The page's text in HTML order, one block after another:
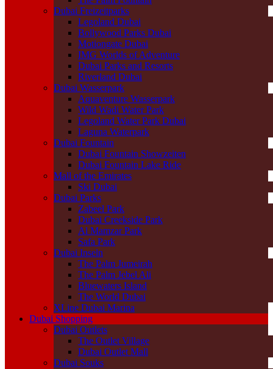
Dubai Freizeitparks
Legoland Dubai
Bollywood Parks Dubai
Motiongate Dubai
IMG Worlds of Adventure
Dubai Parks and Resorts
Riverland Dubai
Dubai Wasserpark
Aquaventure Wasserpark
Wild Wadi Water Park
Legoland Water Park Dubai
Laguna Waterpark
Dubai Fountain
Dubai Fountain Showzeiten
Dubai Fountain Lake Ride
Mall of the Emirates
Ski Dubai
Dubai Parks
Zabeel Park
Dubai Creekside Park
Al Mamzar Park
Safa Park
Dubai Inseln
The Palm Jumeirah
The Palm Jebel Ali
Bluewaters Island
The World Dubai
XLine Dubai Marina
Dubai Shopping
Dubai Outlets
The Outlet Village
Dubai Outlet Mall
Dubai Souks